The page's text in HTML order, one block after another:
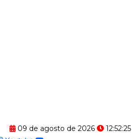
09 de agosto de 2026
12:52:26